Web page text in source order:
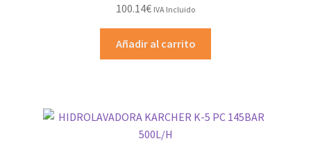
100.14€ IVA Incluido
Añadir al carrito